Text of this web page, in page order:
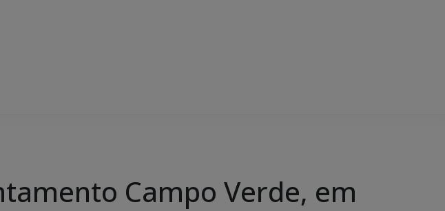
Campo Verde, em